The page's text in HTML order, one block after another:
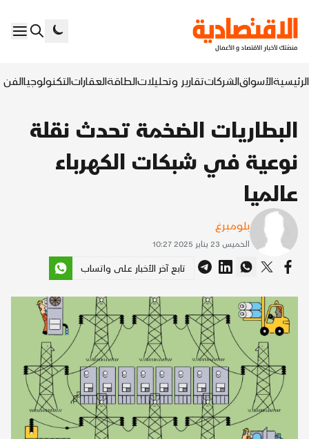
الرئيسيةالأسواقالشركاتتقارير وتحليلاتالطاقةالعقاراتالتكنولوجياالفن
البطاريات الضخمة تحدث نقلة
نوعية في شبكات الكهرباء
عالميا
بلومبرغ
الخميس 23 يناير 2025 10:27
تابع آخر الأخبار على واتساب